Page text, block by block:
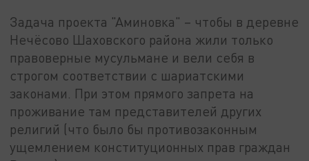
Задача проекта "Аминовка" – чтобы в деревне
Нечёсово Шаховского района жили только
правоверные мусульмане и вели себя в
строгом соответствии с шариатскими
законами. При этом прямого запрета на
проживание там представителей других
религий (что было бы противозаконным
ущемлением конституционных прав граждан